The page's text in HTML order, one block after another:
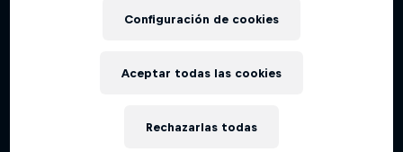
Configuración de cookies
Rechazarlas todas
Aceptar todas las cookies